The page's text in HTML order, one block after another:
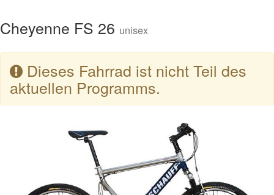
Cheyenne FS 26 unisex
Dieses Fahrrad ist nicht Teil des
aktuellen Programms.